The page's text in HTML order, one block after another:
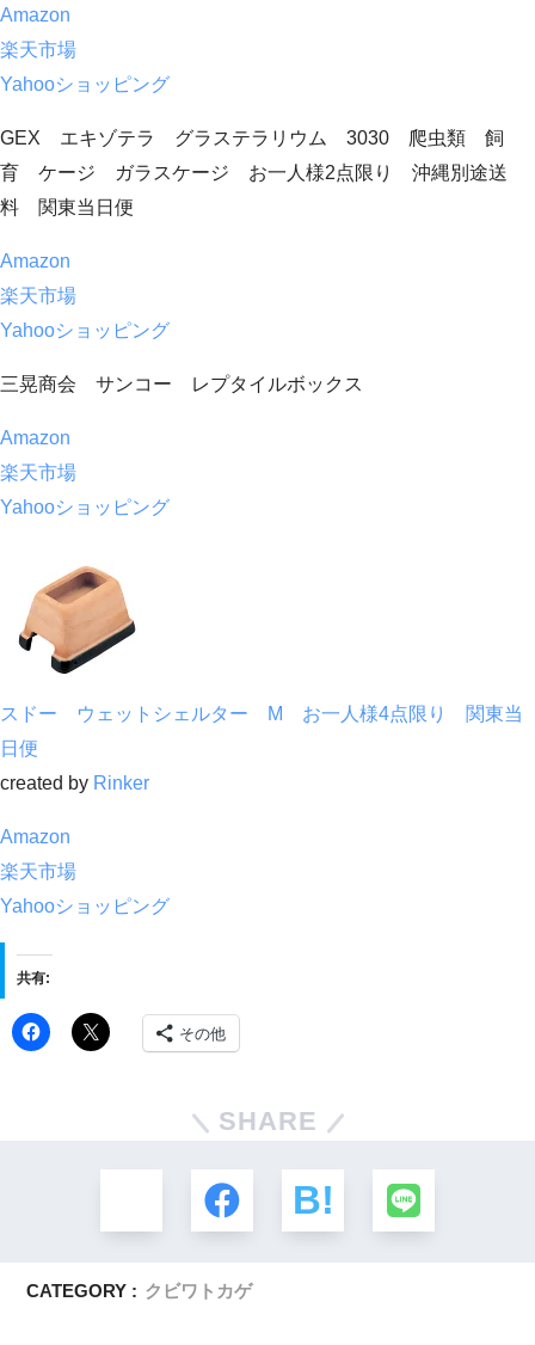
Amazon
楽天市場
Yahooショッピング
GEX エキゾテラ グラステラリウム 3030 爬虫類 飼
育 ケージ ガラスケージ お一人様2点限り 沖縄別途送
料 関東当日便
Amazon
楽天市場
Yahooショッピング
三晃商会 サンコー レプタイルボックス
Amazon
楽天市場
Yahooショッピング
スドー ウェットシェルター M お一人様4点限り 関東当
日便
created by Rinker
Amazon
楽天市場
Yahooショッピング
共有:
その他
SHARE
CATEGORY : クビワトカゲ